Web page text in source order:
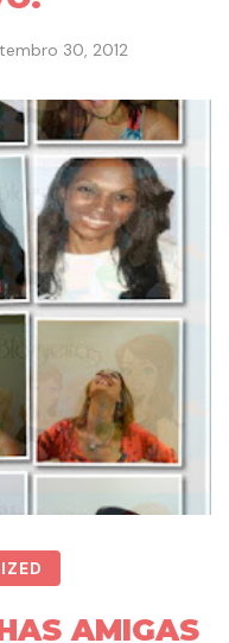
30, 2012
AMIGAS